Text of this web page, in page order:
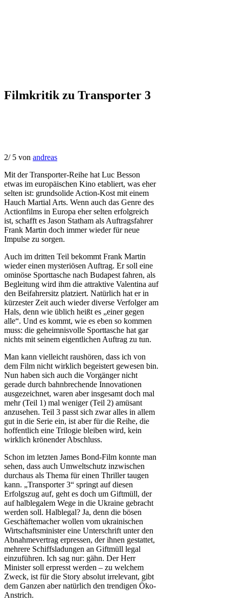
Filmkritik zu Transporter 3
2/ 5 von andreas
Mit der Transporter-Reihe hat Luc Besson
etwas im europäischen Kino etabliert, was eher
selten ist: grundsolide Action-Kost mit einem
Hauch Martial Arts. Wenn auch das Genre des
Actionfilms in Europa eher selten erfolgreich
ist, schafft es Jason Statham als Auftragsfahrer
Frank Martin doch immer wieder für neue
Impulse zu sorgen.
Auch im dritten Teil bekommt Frank Martin
wieder einen mysteriösen Auftrag. Er soll eine
ominöse Sporttasche nach Budapest fahren, als
Begleitung wird ihm die attraktive Valentina auf
den Beifahrersitz platziert. Natürlich hat er in
kürzester Zeit auch wieder diverse Verfolger am
Hals, denn wie üblich heißt es „einer gegen
alle“. Und es kommt, wie es eben so kommen
muss: die geheimnisvolle Sporttasche hat gar
nichts mit seinem eigentlichen Auftrag zu tun.
Man kann vielleicht raushören, dass ich von
dem Film nicht wirklich begeistert gewesen bin.
Nun haben sich auch die Vorgänger nicht
gerade durch bahnbrechende Innovationen
ausgezeichnet, waren aber insgesamt doch mal
mehr (Teil 1) mal weniger (Teil 2) amüsant
anzusehen. Teil 3 passt sich zwar alles in allem
gut in die Serie ein, ist aber für die Reihe, die
hoffentlich eine Trilogie bleiben wird, kein
wirklich krönender Abschluss.
Schon im letzten James Bond-Film konnte man
sehen, dass auch Umweltschutz inzwischen
durchaus als Thema für einen Thriller taugen
kann. „Transporter 3“ springt auf diesen
Erfolgszug auf, geht es doch um Giftmüll, der
auf halblegalem Wege in die Ukraine gebracht
werden soll. Halblegal? Ja, denn die bösen
Geschäftemacher wollen vom ukrainischen
Wirtschaftsminister eine Unterschrift unter den
Abnahmevertrag erpressen, der ihnen gestattet,
mehrere Schiffsladungen an Giftmüll legal
einzuführen. Ich sag nur: gähn. Der Herr
Minister soll erpresst werden – zu welchem
Zweck, ist für die Story absolut irrelevant, gibt
dem Ganzen aber natürlich den trendigen Öko-
Anstrich.